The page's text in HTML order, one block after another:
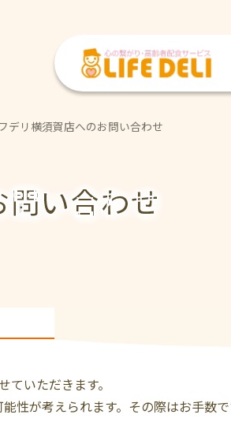
デリ横須賀店へのお問い合わせ
問い合わせ
いただきます。
性が考えられます。その際はお手数